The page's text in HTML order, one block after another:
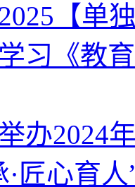
【单
习《教
办2024
·匠心育